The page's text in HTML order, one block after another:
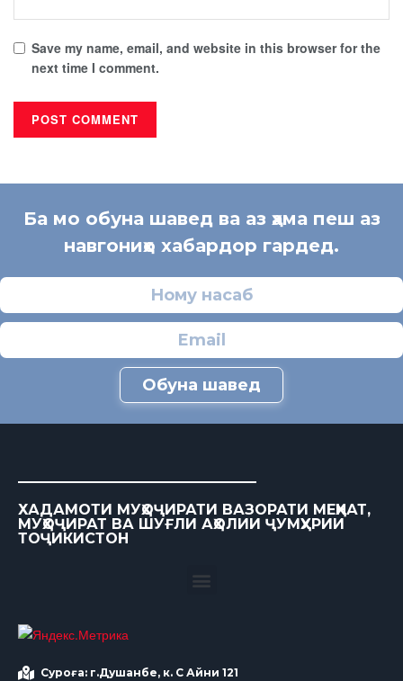
Save my name, email, and website in this browser for the
next time I comment.
Ба мо обуна шавед ва аз ҳама пеш аз
навгониҳо хабардор гардед.
Обуна шавед
ХАДАМОТИ МУҲОҶИРАТИ ВАЗОРАТИ МЕҲНАТ,
МУҲОҶИРАТ ВА ШУҒЛИ АҲОЛИИ ҶУМҲУРИИ
ТОҶИКИСТОН
Суроға: г.Душанбе, к. С Айни 121